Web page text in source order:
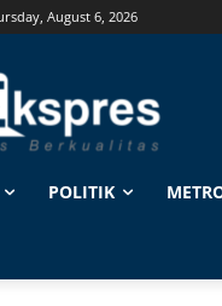
August 6, 2026
POLITIK